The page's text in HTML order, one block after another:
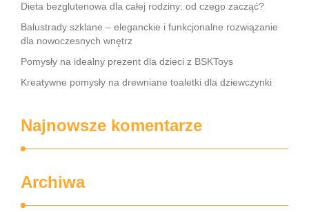
Dieta bezglutenowa dla całej rodziny: od czego zacząć?
Balustrady szklane – eleganckie i funkcjonalne rozwiązanie
dla nowoczesnych wnętrz
Pomysły na idealny prezent dla dzieci z BSKToys
Kreatywne pomysły na drewniane toaletki dla dziewczynki
Najnowsze komentarze
Archiwa